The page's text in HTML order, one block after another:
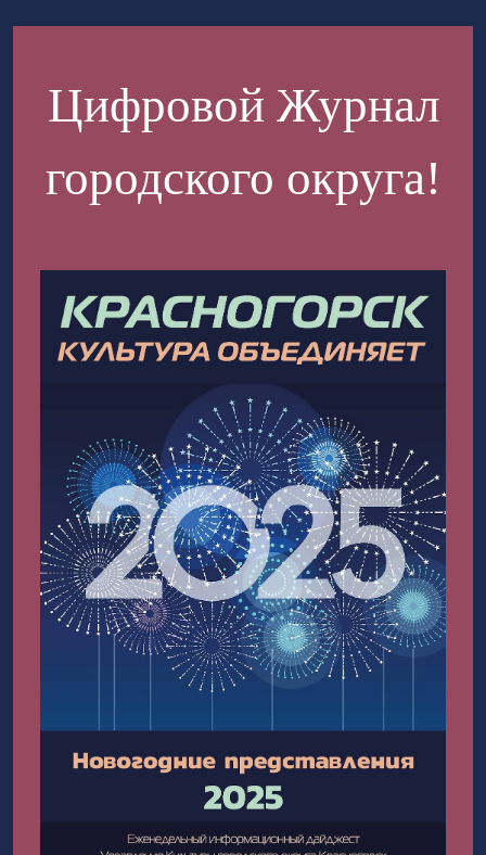
Цифровой Журнал
городского округа!